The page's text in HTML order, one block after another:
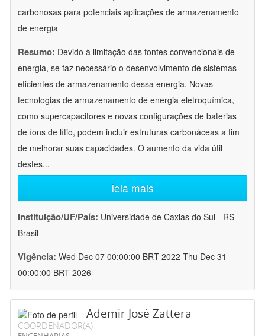
carbonosas para potenciais aplicações de armazenamento
de energia
Resumo: Devido à limitação das fontes convencionais de
energia, se faz necessário o desenvolvimento de sistemas
eficientes de armazenamento dessa energia. Novas
tecnologias de armazenamento de energia eletroquímica,
como supercapacitores e novas configurações de baterias
de íons de lítio, podem incluir estruturas carbonáceas a fim
de melhorar suas capacidades. O aumento da vida útil
destes...
leia mais
Instituição/UF/País: Universidade de Caxias do Sul - RS -
Brasil
Vigência: Wed Dec 07 00:00:00 BRT 2022-Thu Dec 31
00:00:00 BRT 2026
Ademir José Zattera
COORDENADOR(A)